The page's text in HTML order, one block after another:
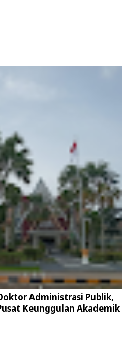
Administrasi Publik,
Keunggulan Akademik